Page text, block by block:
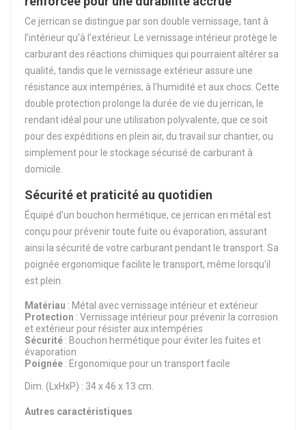
Ce jerrican se distingue par son double vernissage, tant à
l’intérieur qu’à l’extérieur. Le vernissage intérieur protège le
carburant des réactions chimiques qui pourraient altérer sa
qualité, tandis que le vernissage extérieur assure une
résistance aux intempéries, à l’humidité et aux chocs. Cette
double protection prolonge la durée de vie du jerrican, le
rendant idéal pour une utilisation polyvalente, que ce soit
pour des expéditions en plein air, du travail sur chantier, ou
simplement pour le stockage sécurisé de carburant à
domicile.
Sécurité et praticité au quotidien
Équipé d’un bouchon hermétique, ce jerrican en métal est
conçu pour prévenir toute fuite ou évaporation, assurant
ainsi la sécurité de votre carburant pendant le transport. Sa
poignée ergonomique facilite le transport, même lorsqu'il
est plein.
Matériau : Métal avec vernissage intérieur et extérieur
Protection : Vernissage intérieur pour prévenir la corrosion
et extérieur pour résister aux intempéries
Sécurité : Bouchon hermétique pour éviter les fuites et
évaporation
Poignée : Ergonomique pour un transport facile
Dim. (LxHxP) : 34 x 46 x 13 cm.
Autres caractéristiques